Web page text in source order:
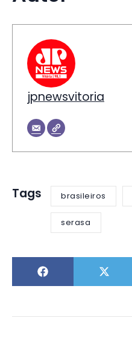
jpnewsvitoria
Tags brasileiros
serasa